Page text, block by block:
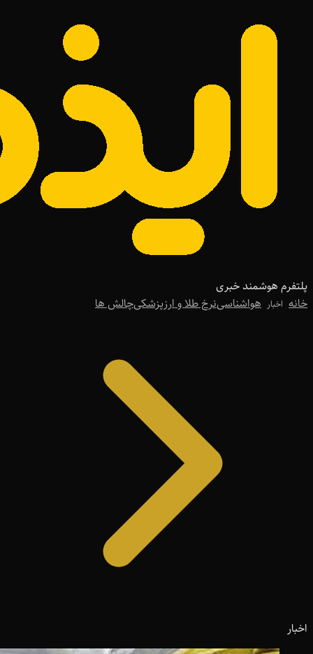
پلتفرم هوشمند خبری
خانه اخبار هواشناسینرخ طلا و ارزپزشکیچالش ها
اخبار